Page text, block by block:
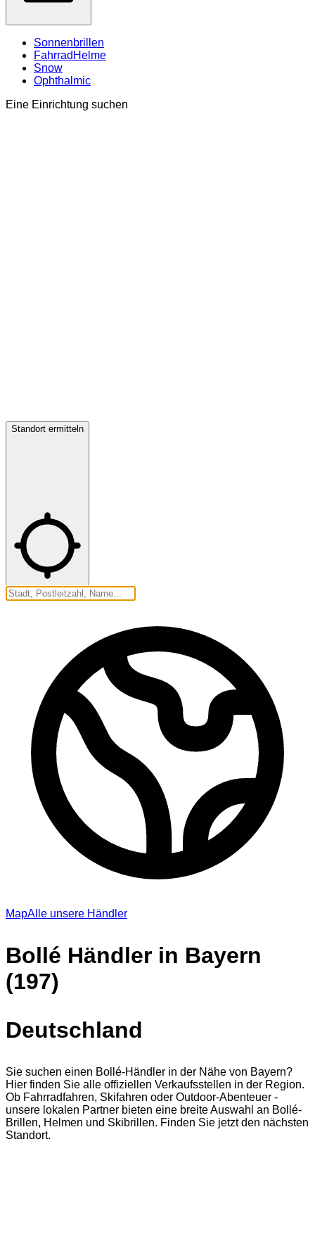
Sonnenbrillen
FahrradHelme
Snow
Ophthalmic
Eine Einrichtung suchen
Standort ermitteln
MapAlle unsere Händler
Bollé Händler in Bayern
(197)
Deutschland
Sie suchen einen Bollé-Händler in der Nähe von Bayern?
Hier finden Sie alle offiziellen Verkaufsstellen in der Region.
Ob Fahrradfahren, Skifahren oder Outdoor-Abenteuer -
unsere lokalen Partner bieten eine breite Auswahl an Bollé-
Brillen, Helmen und Skibrillen. Finden Sie jetzt den nächsten
Standort.